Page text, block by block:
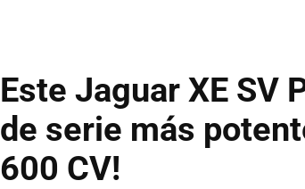
Este Jaguar XE SV
de serie más
600 CV!